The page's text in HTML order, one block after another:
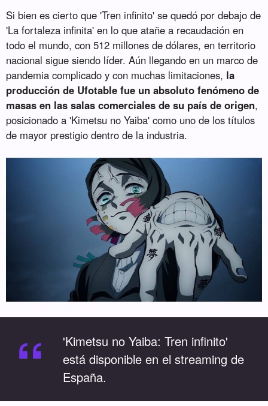
Si bien es cierto que 'Tren infinito' se quedó por debajo de
'La fortaleza infinita' en lo que atañe a recaudación en
todo el mundo, con 512 millones de dólares, en territorio
nacional sigue siendo líder. Aún llegando en un marco de
pandemia complicado y con muchas limitaciones, la
producción de Ufotable fue un absoluto fenómeno de
masas en las salas comerciales de su país de origen,
posicionado a 'Kimetsu no Yaiba' como uno de los títulos
de mayor prestigio dentro de la industria.
“
'Kimetsu no Yaiba: Tren infinito'
está disponible en el streaming de
España.